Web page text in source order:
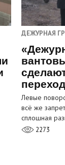
ДЕЖУРНАЯ
переход
Левые
всё же
сплошная
2273